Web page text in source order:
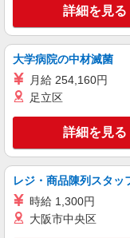
【
残業
+゜
ィブ支給(規
有
紹介予定派遣
株式会社シエロ
【
一
関
詳細を見る
大学病院の中材滅菌
月給 254,160円
足立区
詳細を見る
レジ・商品陳列スタッ
時給 1,300円
大阪市中央区